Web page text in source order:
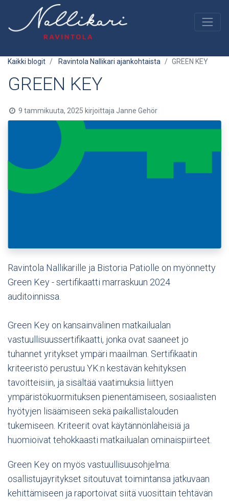
Kaikki blogit Ravintola Nallikari ajankohtaista GREEN KEY
GREEN KEY
9 tammikuuta, 2025 kirjoittaja Janne Gehör
Ravintola Nallikarille ja Bistoria Patiolle on myönnetty
Green Key - sertifikaatti marraskuun 2024
auditoinnissa.
Green Key on kansainvälinen matkailualan
vastuullisuussertifikaatti, jonka ovat saaneet jo
tuhannet yritykset ympäri maailman. Sertifikaatin
kriteeristö perustuu YK:n kestävän kehityksen
tavoitteisiin, ja sisältää vaatimuksia liittyen
ympäristökuormituksen pienentämiseen, sosiaalisten
hyötyjen lisäämiseen sekä paikallistalouden
tukemiseen. Kriteerit ovat käytännönläheisiä ja
huomioivat tehokkaasti matkailualan ominaispiirteet.
Green Key on myös vastuullisuusohjelma:
osallistujayritykset sitoutuvat toimintansa jatkuvaan
kehittämiseen ja raportoivat siitä vuosittain tehtävän